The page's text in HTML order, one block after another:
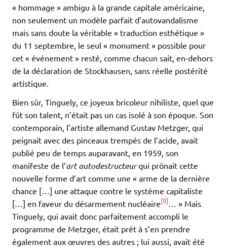
« hommage » ambigu à la grande capitale américaine,
non seulement un modèle parfait d’autovandalisme
mais sans doute la véritable « traduction esthétique »
du 11 septembre, le seul « monument » possible pour
cet « événement » resté, comme chacun sait, en-dehors
de la déclaration de Stockhausen, sans réelle postérité
artistique.
Bien sûr, Tinguely, ce joyeux bricoleur nihiliste, quel que
fût son talent, n’était pas un cas isolé à son époque. Son
contemporain, l’artiste allemand Gustav Metzger, qui
peignait avec des pinceaux trempés de l’acide, avait
publié peu de temps auparavant, en 1959, son
manifeste de l’art autodestructeurqui prônait cette
nouvelle forme d’art comme une « arme de la dernière
chance […] une attaque contre le système capitaliste
[…] en faveur du désarmement nucléaire[9]
… » Mais
Tinguely, qui avait donc parfaitement accompli le
programme de Metzger, était prêt à s’en prendre
également aux œuvres des autres ; lui aussi, avait été